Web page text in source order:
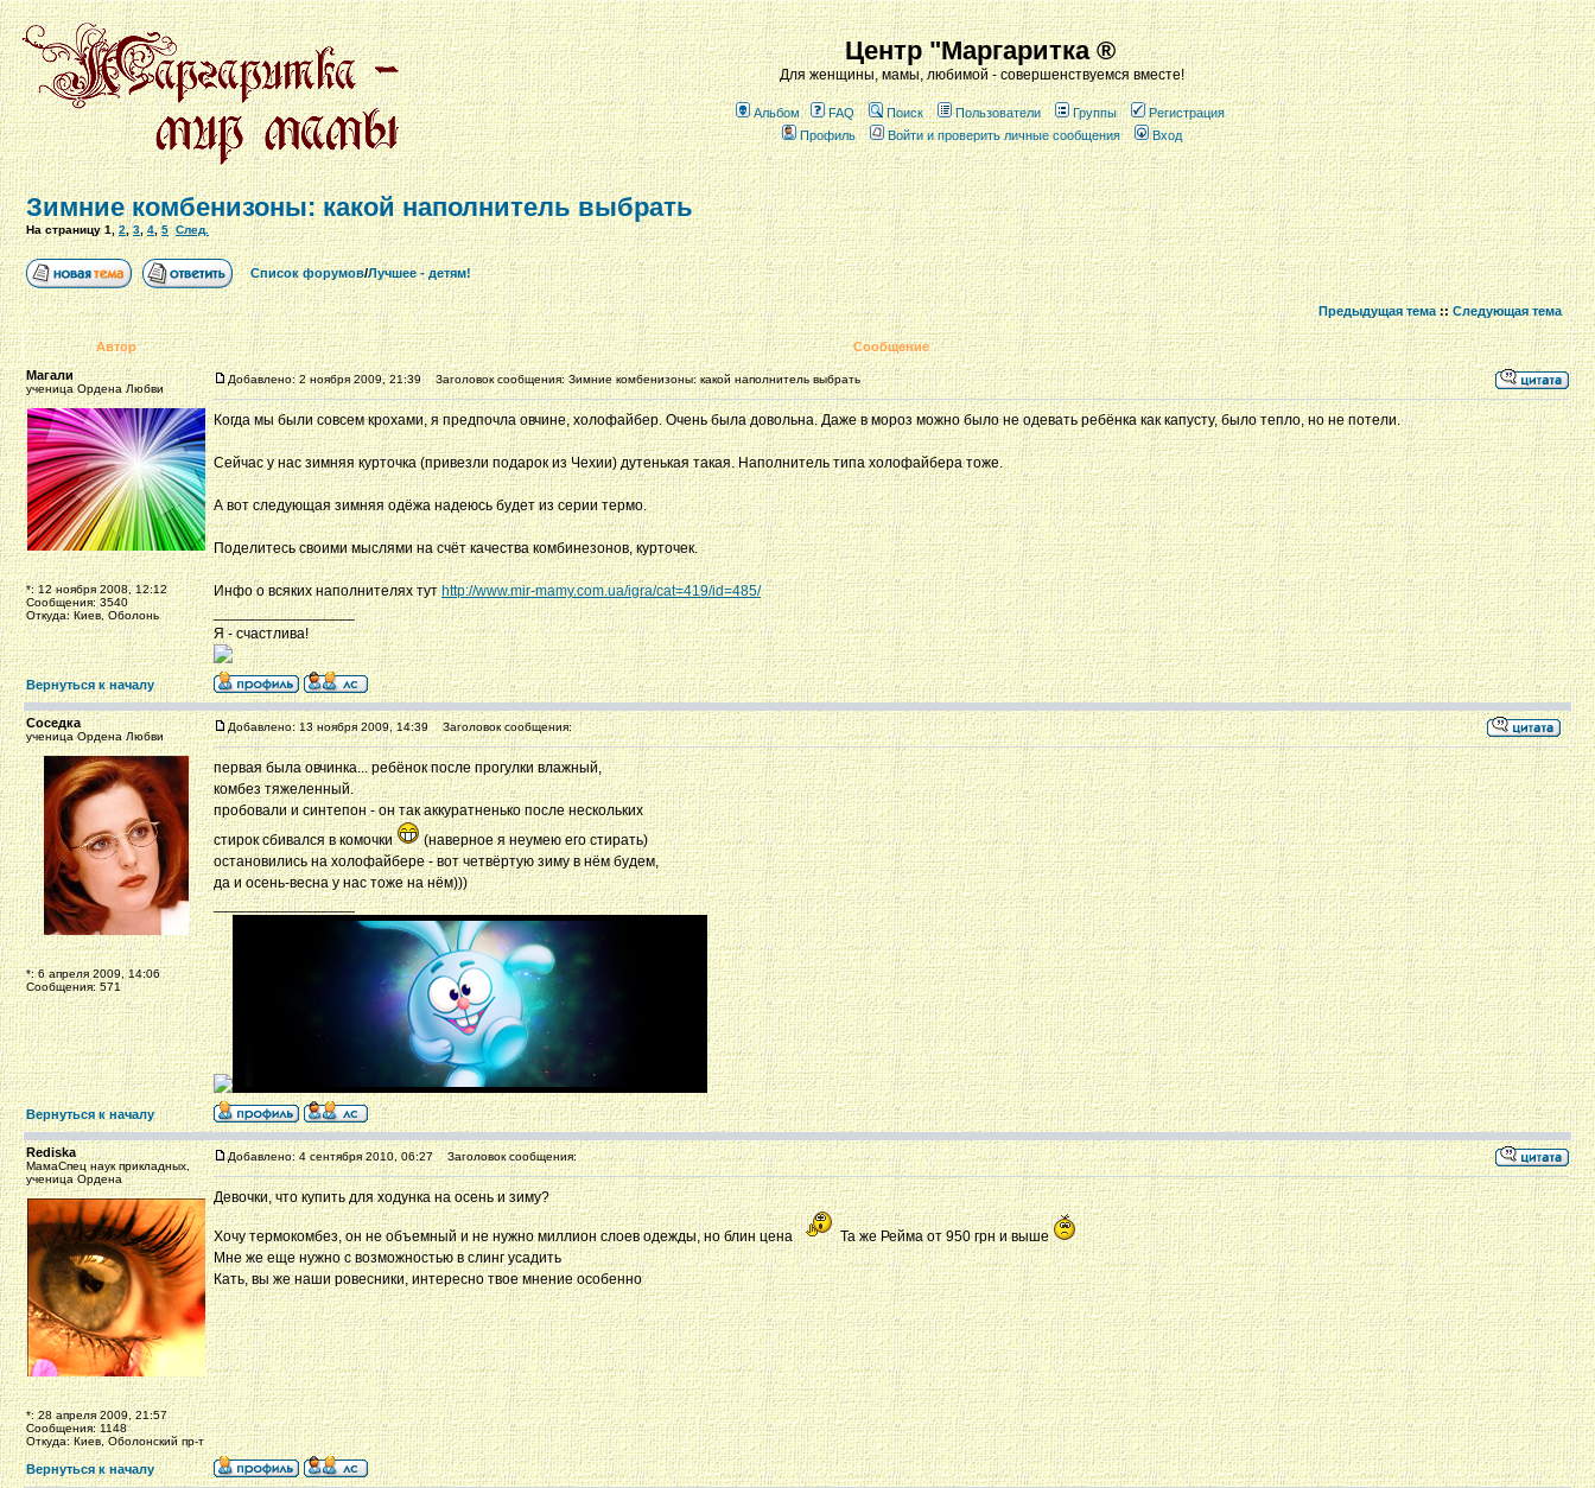
Центр "Маргаритка ®
Для женщины, мамы, любимой - совершенствуемся вместе!
Альбом FAQ Поиск Пользователи Группы
Регистрация
Профиль
Войти и проверить личные сообщения Вход
Зимние комбенизоны: какой наполнитель выбрать
На страницу1,2,3,4,5 След.
Список форумов/Лучшее - детям!
Предыдущая тема::Следующая тема
Автор
Сообщение
Магали
ученица Ордена Любви
*: 12 ноября 2008, 12:12
Сообщения: 3540
Откуда: Киев, Оболонь
Добавлено: 2 ноября 2009, 21:39 Заголовок сообщения: Зимние комбенизоны: какой наполнитель выбрать
Когда мы были совсем крохами, я предпочла овчине, холофайбер. Очень была довольна. Даже в мороз можно было не одевать ребёнка как капусту, было тепло, но не потели.
Сейчас у нас зимняя курточка (привезли подарок из Чехии) дутенькая такая. Наполнитель типа холофайбера тоже.
А вот следующая зимняя одёжа надеюсь будет из серии термо.
Поделитесь своими мыслями на счёт качества комбинезонов, курточек.
Инфо о всяких наполнителях тутhttp://www.mir-mamy.com.ua/igra/cat=419/id=485/
_________________
Я - счастлива!
Вернуться к началу
Соседка
ученица Ордена Любви
*: 6 апреля 2009, 14:06
Сообщения: 571
Добавлено: 13 ноября 2009, 14:39 Заголовок сообщения:
первая была овчинка... ребёнок после прогулки влажный,
комбез тяжеленный.
пробовали и синтепон - он так аккуратненько после нескольких
стирок сбивался в комочки
(наверное я неумею его стирать)
остановились на холофайбере - вот четвёртую зиму в нём будем,
да и осень-весна у нас тоже на нём)))
_________________
Вернуться к началу
Rediska
МамаСпец наук прикладных,
ученица Ордена
*: 28 апреля 2009, 21:57
Сообщения: 1148
Откуда: Киев, Оболонский пр-т
Добавлено: 4 сентября 2010, 06:27 Заголовок сообщения:
Девочки, что купить для ходунка на осень и зиму?
Хочу термокомбез, он не объемный и не нужно миллион слоев одежды, но блин цена
Та же Рейма от 950 грн и выше
Мне же еще нужно с возможностью в слинг усадить
Кать, вы же наши ровесники, интересно твое мнение особенно
Вернуться к началу